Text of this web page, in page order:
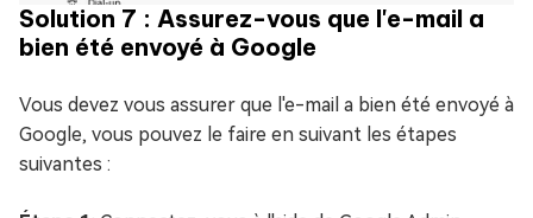
Solution 7 : Assurez-vous que l'e-mail a
bien été envoyé à Google
Vous devez vous assurer que l'e-mail a bien été envoyé à
Google, vous pouvez le faire en suivant les étapes
suivantes :